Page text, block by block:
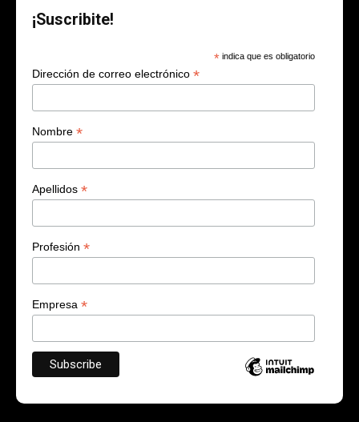
¡Suscribite!
* indica que es obligatorio
Dirección de correo electrónico *
Nombre *
Apellidos *
Profesión *
Empresa *